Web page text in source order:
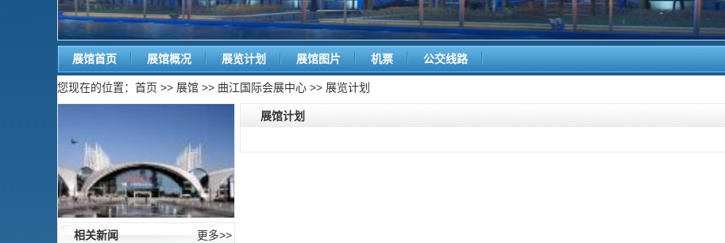
展馆首页 展馆概况 展览计划 展馆图片 机票 公交线路
您现在的位置： 首页 >> 展馆 >> 曲江国际会展中心 >> 展览计划
更多>>
相关新闻
展馆计划